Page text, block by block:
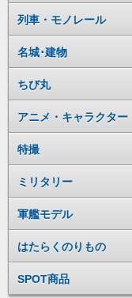
列車・モノレール
名城･建物
ちび丸
アニメ・キャラクター
特撮
ミリタリー
軍艦モデル
はたらくのりもの
SPOT商品